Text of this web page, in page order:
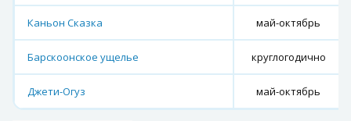
Каньон Сказка май-октябрь
Барскоонское ущелье круглогодично
Джети-Огуз май-октябрь